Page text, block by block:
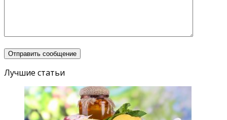
Лучшие статьи